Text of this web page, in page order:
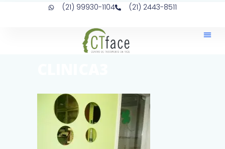
(21) 99930-1104 (21) 2443-8511